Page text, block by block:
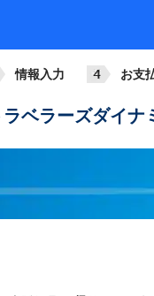
情報入力 お支
ベラーズダイ